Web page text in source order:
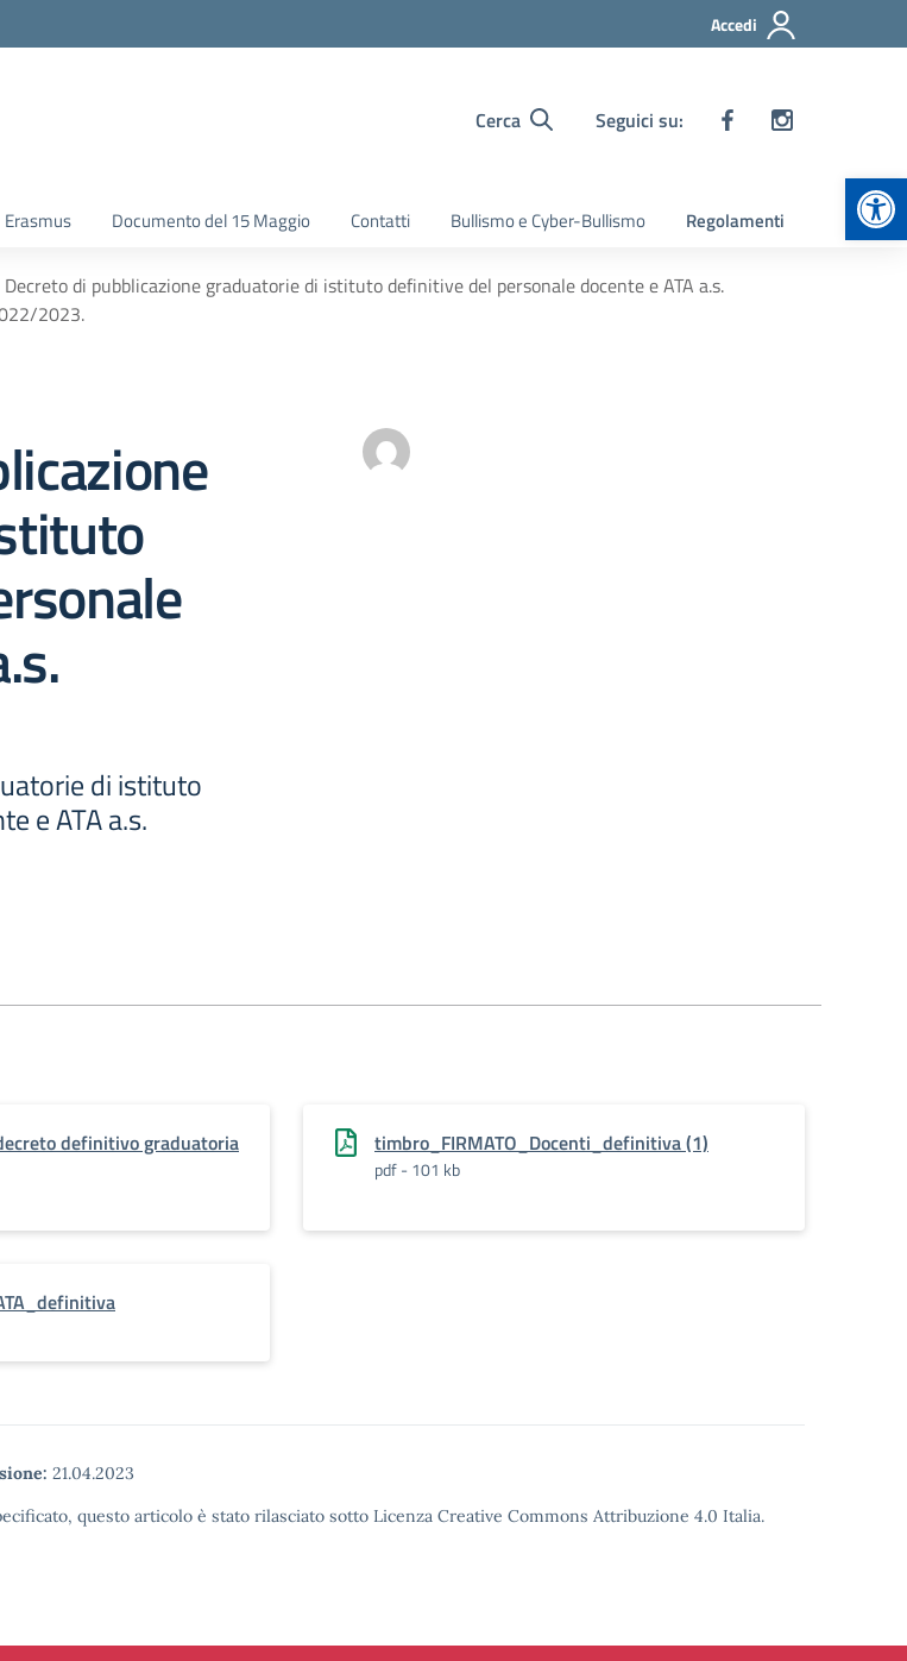
Accedi
Cerca Seguici su:
Erasmus Documento del 15 Maggio Contatti Bullismo e Cyber-Bullismo Regolamenti
Decreto di pubblicazione graduatorie di istituto definitive del personale docente e ATA a.s.
2023.
di istituto
e ATA a.s.
definitivo graduatoria
timbro_FIRMATO_Docenti_definitiva (1)
pdf - 101 kb
21.04.2023
questo articolo è stato rilasciato sotto Licenza Creative Commons Attribuzione 4.0 Italia.